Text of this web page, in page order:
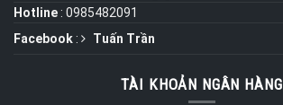
Hotline : 0985482091
Facebook : Tuấn Trần
TÀI KHOẢN NGÂN HÀNG